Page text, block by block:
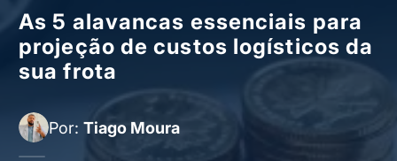
As 5 alavancas essenciais para
projeção de custos logísticos da
sua frota
Por: Tiago Moura